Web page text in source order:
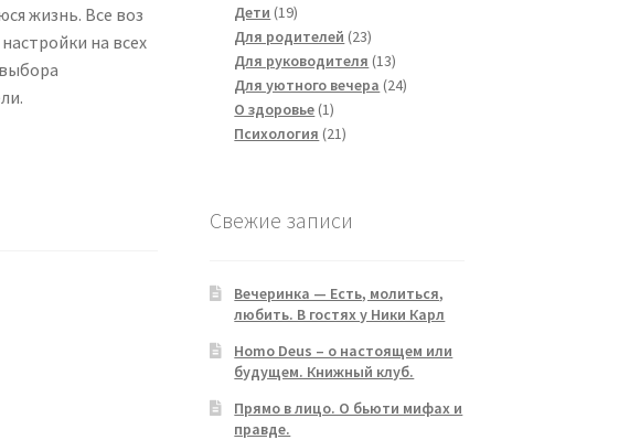
жизнь. Все воз
на всех
Дети 1919
products
Для родителей 2323
products
Для руководителя 1313
products
Для уютного вечера 2424
О здоровье 11
product
Психология 2121
Свежие записи
Вечеринка — Есть, молиться,
любить. В гостях у Ники Карл
Homo Deus – о настоящем или
будущем. Книжный клуб.
Прямо в лицо. О бьюти мифах и
правде.